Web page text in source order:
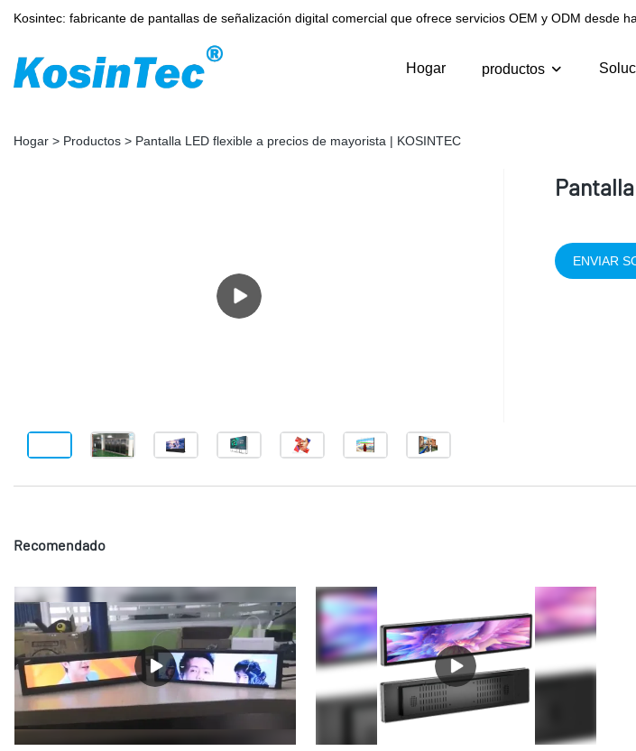
Kosintec: fabricante de pantallas de señalización digital comercial que ofrece servicios OEM y ODM desde
Hogar productos
Hogar > Productos > Pantalla LED flexible a precios de mayorista | KOSINTEC
ENVIAR
Recomendado